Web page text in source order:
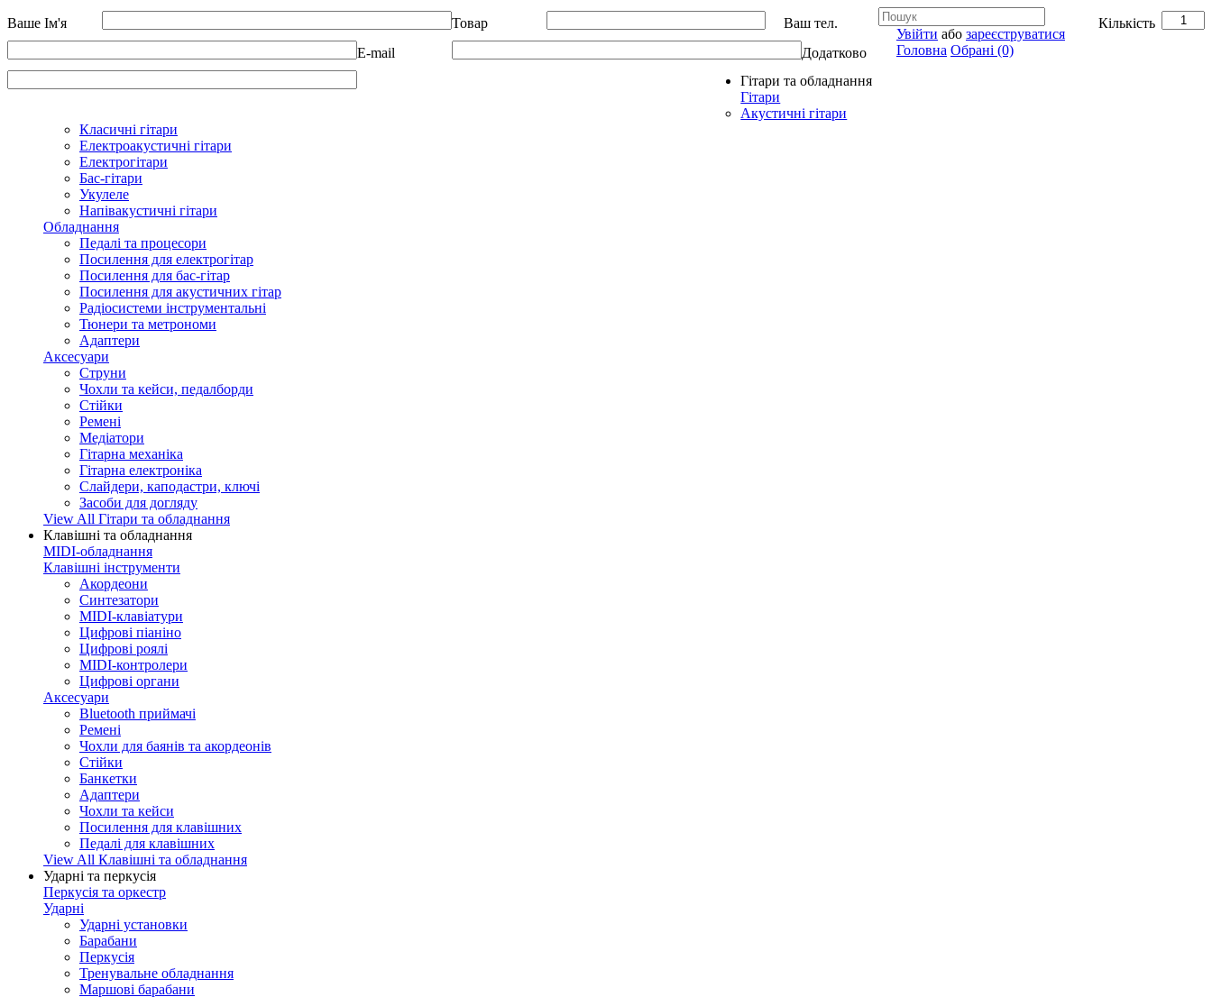
Ваше Ім'я Товар Кількість
Ваш тел.
E-mail
Додатково
Allegro - Music: Музичні інструменти в Україні
Увійти або зареєструватися
Головна Обрані (0)
Гітари та обладнання
Гітари
Акустичні гітари
Класичні гітари
Електроакустичні гітари
Електрогітари
Бас-гітари
Укулеле
Напівакустичні гітари
Обладнання
Педалі та процесори
Посилення для електрогітар
Посилення для бас-гітар
Посилення для акустичних гітар
Радіосистеми інструментальні
Тюнери та метрономи
Адаптери
Аксесуари
Струни
Чохли та кейси, педалборди
Стійки
Ремені
Медіатори
Гітарна механіка
Гітарна електроніка
Слайдери, каподастри, ключі
Засоби для догляду
View All Гітари та обладнання
Клавішні та обладнання
MIDI-обладнання
Клавішні інструменти
Акордеони
Синтезатори
MIDI-клавіатури
Цифрові піаніно
Цифрові роялі
MIDI-контролери
Цифрові органи
Аксесуари
Bluetooth приймачі
Ремені
Чохли для баянів та акордеонів
Стійки
Банкетки
Адаптери
Чохли та кейси
Посилення для клавішних
Педалі для клавішних
View All Клавішні та обладнання
Ударні та перкусія
Перкусія та оркестр
Ударні
Ударні установки
Барабани
Перкусія
Тренувальне обладнання
Маршові барабани